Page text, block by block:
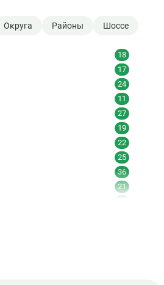
Округа Районы Шоссе
18
17
24
11
27
19
22
25
36
21